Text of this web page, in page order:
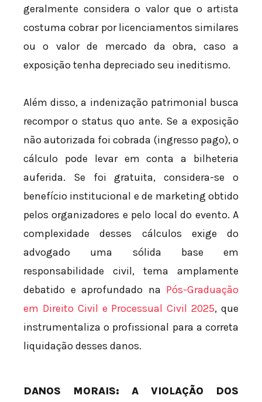
geralmente considera o valor que o artista
costuma cobrar por licenciamentos similares
ou o valor de mercado da obra, caso a
exposição tenha depreciado seu ineditismo.
Além disso, a indenização patrimonial busca
recompor o status quo ante. Se a exposição
não autorizada foi cobrada (ingresso pago), o
cálculo pode levar em conta a bilheteria
auferida. Se foi gratuita, considera-se o
benefício institucional e de marketing obtido
pelos organizadores e pelo local do evento. A
complexidade desses cálculos exige do
advogado uma sólida base em
responsabilidade civil, tema amplamente
debatido e aprofundado na Pós-Graduação
em Direito Civil e Processual Civil 2025, que
instrumentaliza o profissional para a correta
liquidação desses danos.
DANOS MORAIS: A VIOLAÇÃO DOS